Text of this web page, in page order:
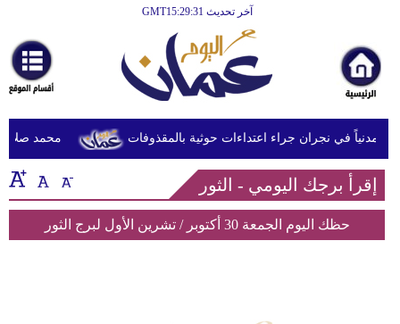
آخر تحديث GMT15:29:31
أخبارعاجلة
رياضة
ثقافة
إقتصاد
وموسيقى
محمد صلاح
إقرأ برجك اليومي - الثور
حظك اليوم الجمعة 30 أكتوبر / تشرين الأول لبرج الثور